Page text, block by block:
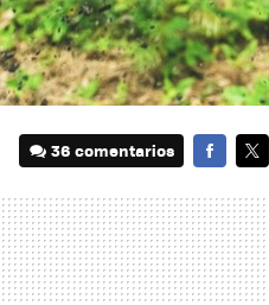
36 comentarios